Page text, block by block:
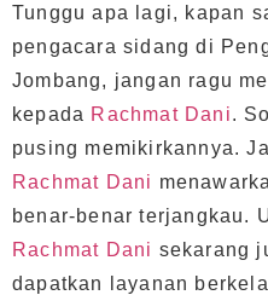
Tunggu apa lagi, kapan
pengacara sidang di
Jombang, jangan ragu
kepada Rachmat Dani.
pusing memikirkannya.
Rachmat Dani
benar-benar terjangkau.
Rachmat Dani sekarang
dapatkan layanan